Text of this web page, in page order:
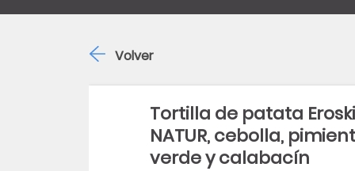
Tortilla de patata Eroski
NATUR, cebolla,
verde y calabacín
Volver